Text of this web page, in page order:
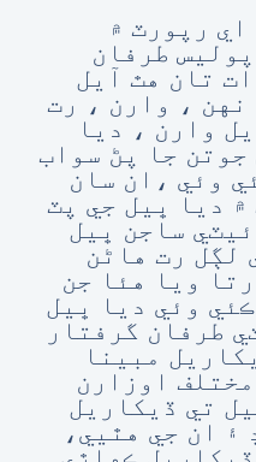
رپورٽ ۾
طرفان
تان هٿ آيل
، وارن ، رت
وارن ، ديا
جا پڻ سواب
،ان سان
ڀيل جي پٽ
ساجن ڀيل
رت هاڻن
ويا هئا جن
وئي ديا ڀيل
گرفتار
مبينا
اوزارن
تي ڏيکاريل
ان جي هٿيي،